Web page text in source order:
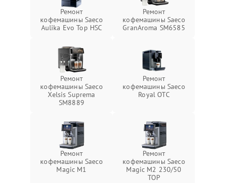
Ремонт
кофемашины Saeco
Aulika Evo Top HSC
Ремонт
кофемашины Saeco
GranAroma SM6585
Ремонт
кофемашины Saeco
Xelsis Suprema
SM8889
Ремонт
кофемашины Saeco
Royal OTC
Ремонт
кофемашины Saeco
Magic M1
Ремонт
кофемашины Saeco
Magic M2 230/50
TOP